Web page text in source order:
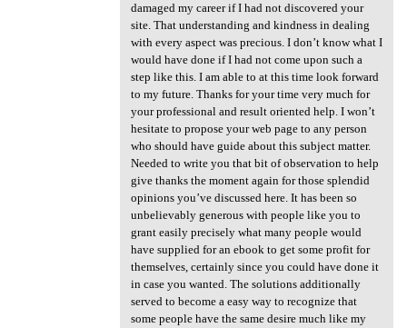
damaged my career if I had not discovered your
site. That understanding and kindness in dealing
with every aspect was precious. I don’t know what I
would have done if I had not come upon such a
step like this. I am able to at this time look forward
to my future. Thanks for your time very much for
your professional and result oriented help. I won’t
hesitate to propose your web page to any person
who should have guide about this subject matter.
Needed to write you that bit of observation to help
give thanks the moment again for those splendid
opinions you’ve discussed here. It has been so
unbelievably generous with people like you to
grant easily precisely what many people would
have supplied for an ebook to get some profit for
themselves, certainly since you could have done it
in case you wanted. The solutions additionally
served to become a easy way to recognize that
some people have the same desire much like my